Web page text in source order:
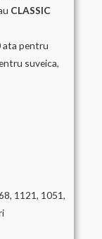
CLASSIC
ata pentru
suveica,
1121, 1051,